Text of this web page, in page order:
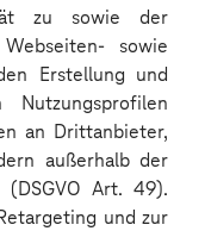
zu sowie der
sowie
Erstellung und
an Drittanbieter,
außerhalb der
(DSGVO Art. 49).
und zur
Auswahl: